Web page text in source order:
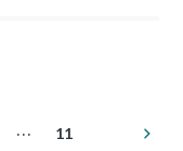
… 11